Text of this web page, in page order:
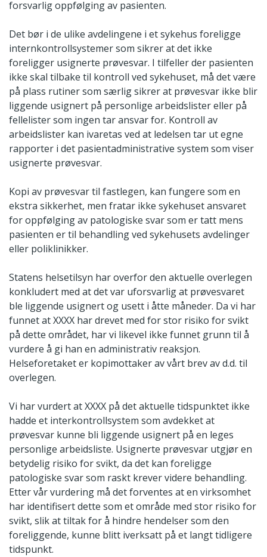
forsvarlig oppfølging av pasienten.
Det bør i de ulike avdelingene i et sykehus foreligge
internkontrollsystemer som sikrer at det ikke
foreligger usignerte prøvesvar. I tilfeller der pasienten
ikke skal tilbake til kontroll ved sykehuset, må det være
på plass rutiner som særlig sikrer at prøvesvar ikke blir
liggende usignert på personlige arbeidslister eller på
fellelister som ingen tar ansvar for. Kontroll av
arbeidslister kan ivaretas ved at ledelsen tar ut egne
rapporter i det pasientadministrative system som viser
usignerte prøvesvar.
Kopi av prøvesvar til fastlegen, kan fungere som en
ekstra sikkerhet, men fratar ikke sykehuset ansvaret
for oppfølging av patologiske svar som er tatt mens
pasienten er til behandling ved sykehusets avdelinger
eller poliklinikker.
Statens helsetilsyn har overfor den aktuelle overlegen
konkludert med at det var uforsvarlig at prøvesvaret
ble liggende usignert og usett i åtte måneder. Da vi har
funnet at XXXX har drevet med for stor risiko for svikt
på dette området, har vi likevel ikke funnet grunn til å
vurdere å gi han en administrativ reaksjon.
Helseforetaket er kopimottaker av vårt brev av d.d. til
overlegen.
Vi har vurdert at XXXX på det aktuelle tidspunktet ikke
hadde et interkontrollsystem som avdekket at
prøvesvar kunne bli liggende usignert på en leges
personlige arbeidsliste. Usignerte prøvesvar utgjør en
betydelig risiko for svikt, da det kan foreligge
patologiske svar som raskt krever videre behandling.
Etter vår vurdering må det forventes at en virksomhet
har identifisert dette som et område med stor risiko for
svikt, slik at tiltak for å hindre hendelser som den
foreliggende, kunne blitt iverksatt på et langt tidligere
tidspunkt.